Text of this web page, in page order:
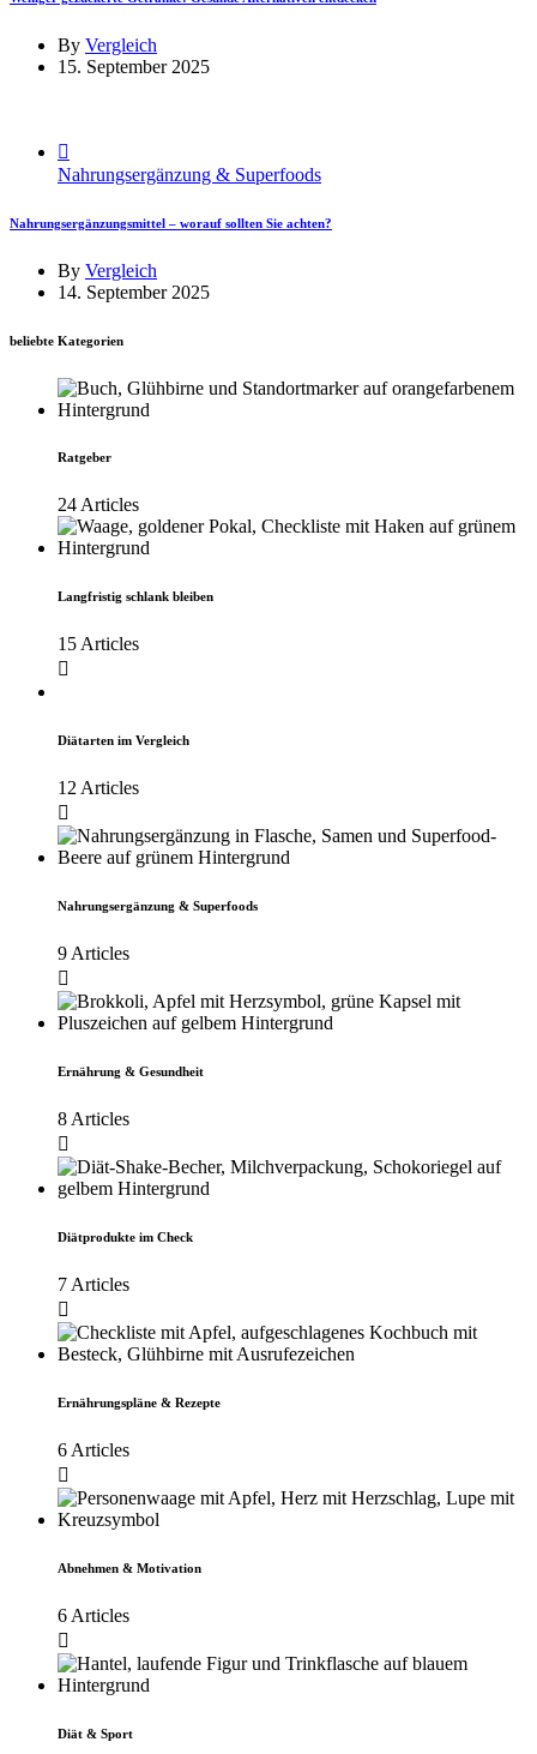
By Vergleich
15. September 2025
Nahrungsergänzung & Superfoods
Nahrungsergänzungsmittel – worauf sollten Sie achten?
By Vergleich
14. September 2025
beliebte Kategorien
Ratgeber
24 Articles
Langfristig schlank bleiben
15 Articles
Diätarten im Vergleich
12 Articles
Nahrungsergänzung & Superfoods
9 Articles
Ernährung & Gesundheit
8 Articles
Diätprodukte im Check
7 Articles
Ernährungspläne & Rezepte
6 Articles
Abnehmen & Motivation
6 Articles
Diät & Sport